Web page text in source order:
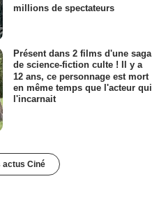
millions de spectateurs
Présent dans 2 films d'une saga
de science-fiction culte ! Il y a
12 ans, ce personnage est mort
en même temps que l'acteur qui
l'incarnait
actus Ciné